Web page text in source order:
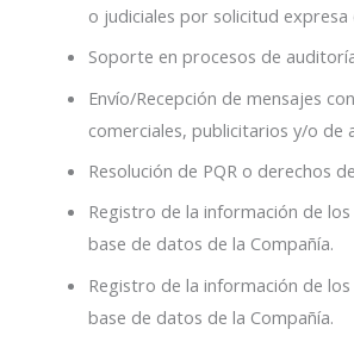
o judiciales por solicitud expresa
Soporte en procesos de
Envío/Recepción de mensajes
comerciales, publicitarios y/o de
Resolución de PQR o derechos
Registro de la información de los
base de datos de la Compañía.
Registro de la información de
base de datos de la Compañía.